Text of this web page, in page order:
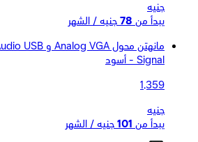
جنيه
يبدأ من 78 جنيه / الشهر
Signal - أسود
1,359
جنيه
يبدأ من 101 جنيه / الشهر